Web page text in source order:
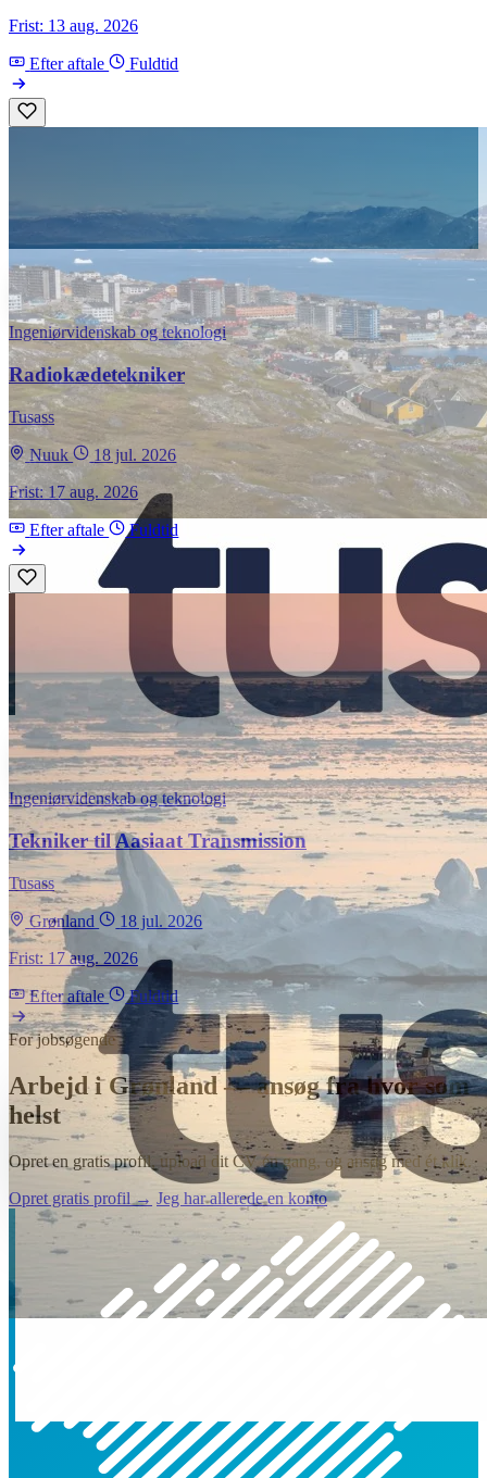
Frist: 13 aug. 2026
Efter aftale Fuldtid
Ingeniørvidenskab og teknologi
Radiokædetekniker
Tusass
Nuuk
18 jul. 2026
Frist: 17 aug. 2026
Efter aftale Fuldtid
Ingeniørvidenskab og teknologi
Tekniker til Aasiaat Transmission
Tusass
Grønland
18 jul. 2026
Frist: 17 aug. 2026
Efter aftale Fuldtid
For jobsøgende
Arbejd i Grønland — ansøg fra hvor som
helst
Opret en gratis profil, upload dit CV én gang, og ansøg med ét klik.
Opret gratis profil → Jeg har allerede en konto